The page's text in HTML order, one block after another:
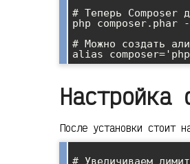
# Теперь Composer
php composer.phar
# Можно создать
Настройка
После установки стоит